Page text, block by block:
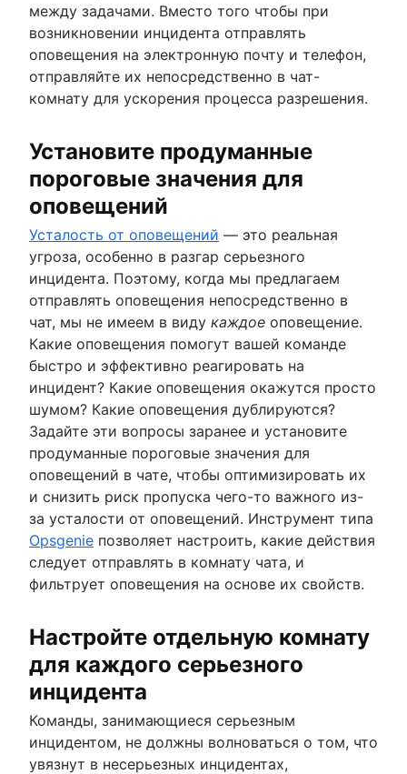
между задачами. Вместо того чтобы при
возникновении инцидента отправлять
оповещения на электронную почту и телефон,
отправляйте их непосредственно в чат-
комнату для ускорения процесса разрешения.
Установите продуманные
пороговые значения для
оповещений
Усталость от оповещений — это реальная
угроза, особенно в разгар серьезного
инцидента. Поэтому, когда мы предлагаем
отправлять оповещения непосредственно в
чат, мы не имеем в виду каждое оповещение.
Какие оповещения помогут вашей команде
быстро и эффективно реагировать на
инцидент? Какие оповещения окажутся просто
шумом? Какие оповещения дублируются?
Задайте эти вопросы заранее и установите
продуманные пороговые значения для
оповещений в чате, чтобы оптимизировать их
и снизить риск пропуска чего-то важного из-
за усталости от оповещений. Инструмент типа
Opsgenie позволяет настроить, какие действия
следует отправлять в комнату чата, и
фильтрует оповещения на основе их свойств.
Настройте отдельную комнату
для каждого серьезного
инцидента
Команды, занимающиеся серьезным
инцидентом, не должны волноваться о том, что
увязнут в несерьезных инцидентах,